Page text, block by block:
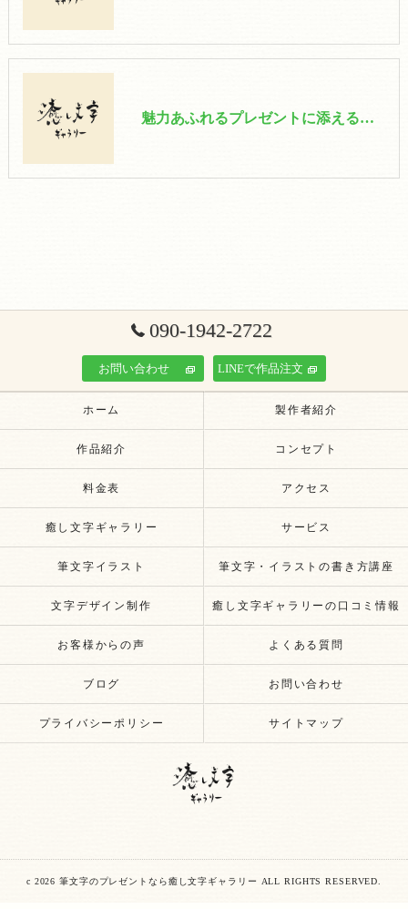
魅力あふれるプレゼントに添える筆文字｜個性的な【プレゼント筆文字】で心を伝えよう
090-1942-2722
お問い合わせ LINEで作品注文
ホーム 製作者紹介
作品紹介 コンセプト
料金表 アクセス
癒し文字ギャラリー サービス
筆文字イラスト 筆文字・イラストの書き方講座
文字デザイン制作 癒し文字ギャラリーの口コミ情報
お客様からの声 よくある質問
ブログ お問い合わせ
プライバシーポリシー サイトマップ
c 2026 筆文字のプレゼントなら癒し文字ギャラリー ALL RIGHTS RESERVED.